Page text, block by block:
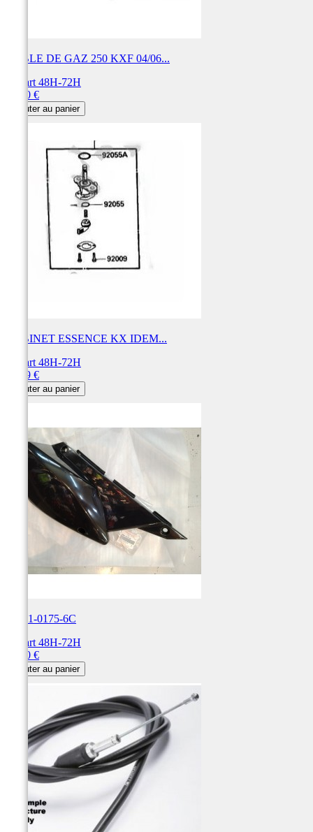
CABLE DE GAZ 250 KXF 04/06...
Départ 48H-72H
43,20 €
Ajouter au panier
ROBINET ESSENCE KX IDEM...
Départ 48H-72H
41,59 €
Ajouter au panier
36001-0175-6C
Départ 48H-72H
41,50 €
Ajouter au panier